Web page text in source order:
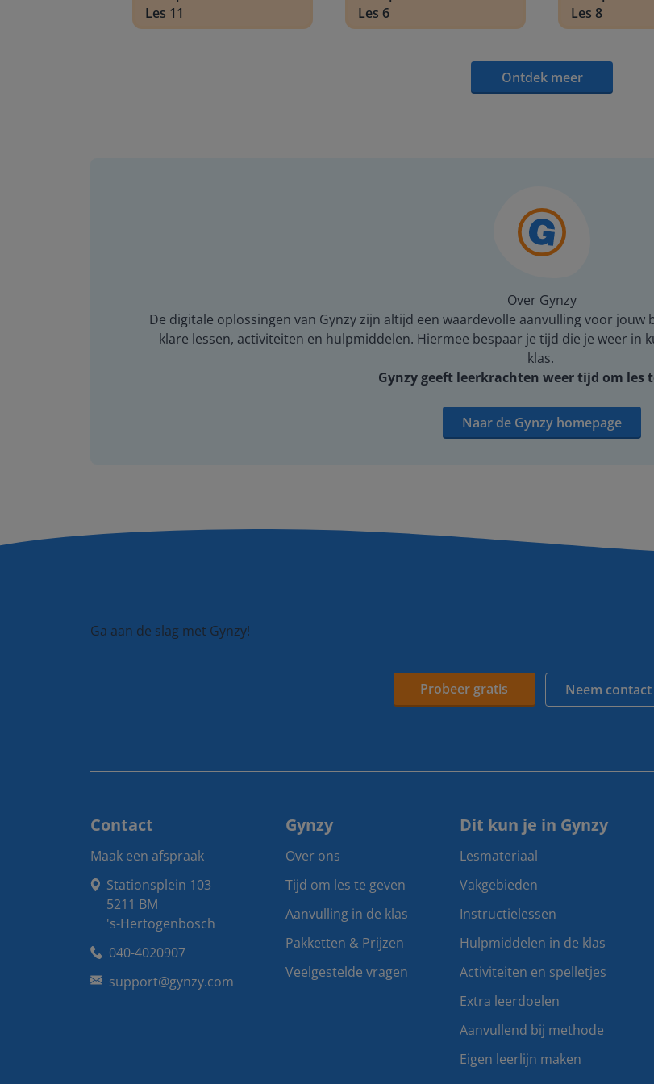
Les 11
Les 6
Les 8
Ontdek meer
Over Gynzy
De digitale oplossingen van Gynzy zijn altijd een waardevolle aanvulling voor
klare lessen, activiteiten en hulpmiddelen. Hiermee bespaar je tijd die je weer in
klas.
Gynzy geeft leerkrachten weer tijd om les
Naar de Gynzy homepage
Ga aan de slag met Gynzy!
Probeer gratis Neem
Contact
Maak een afspraak
Stationsplein 103
5211 BM
's-Hertogenbosch
040-4020907
support@gynzy.com
Gynzy
Over ons
Tijd om les te geven
Aanvulling in de klas
Pakketten & Prijzen
Veelgestelde vragen
Dit kun je in Gynzy
Lesmateriaal
Vakgebieden
Instructielessen
Hulpmiddelen in de klas
Activiteiten en spelletjes
Extra leerdoelen
Aanvullend bij methode
Eigen leerlijn maken